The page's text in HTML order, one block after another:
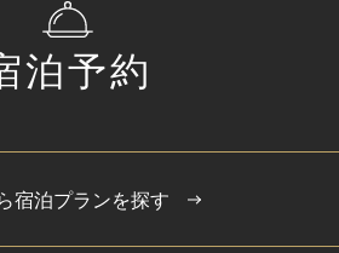
泊予約
宿泊プランを探す